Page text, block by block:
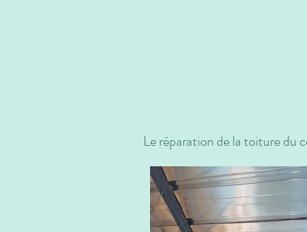
Le réparation de la toiture du